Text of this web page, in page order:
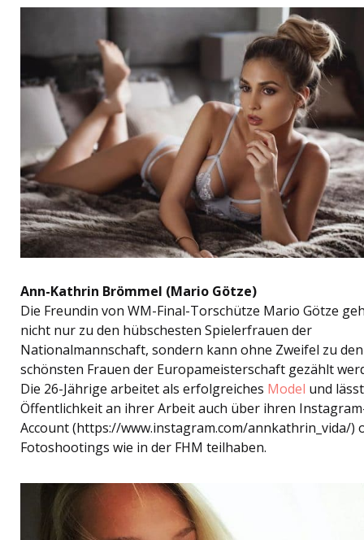
Ann-Kathrin Brömmel (Mario Götze)
Die Freundin von WM-Final-Torschütze Mario Götze
nicht nur zu den hübschesten Spielerfrauen der
Nationalmannschaft, sondern kann ohne Zweifel zu den
schönsten Frauen der Europameisterschaft gezählt
Die 26-Jährige arbeitet als erfolgreiches Model und
Öffentlichkeit an ihrer Arbeit auch über ihren
Account (https://www.instagram.com/annkathrin_vida/)
Fotoshootings wie in der FHM teilhaben.